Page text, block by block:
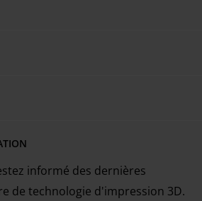
informé des dernières
de technologie d'impression 3D.
3D industrielle des